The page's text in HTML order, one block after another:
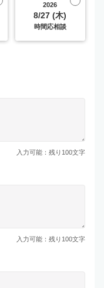
2026
8/27 (木)
時間応相談
入力可能：残り 100文字
入力可能：残り 100文字